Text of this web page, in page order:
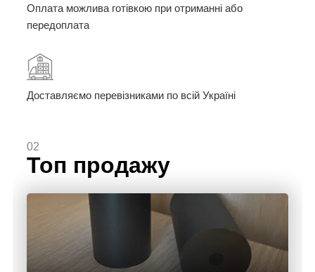
Оплата можлива готівкою при отриманні або
передоплата
Доставляємо перевізниками по всій Україні
02
Топ продажу